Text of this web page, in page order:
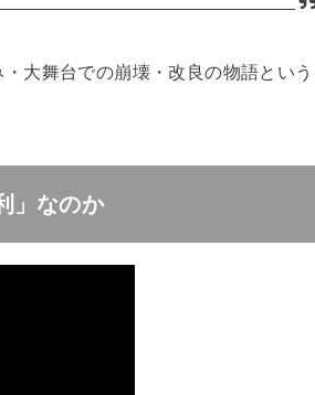
大舞台での崩壊・改良の物語という
」なのか